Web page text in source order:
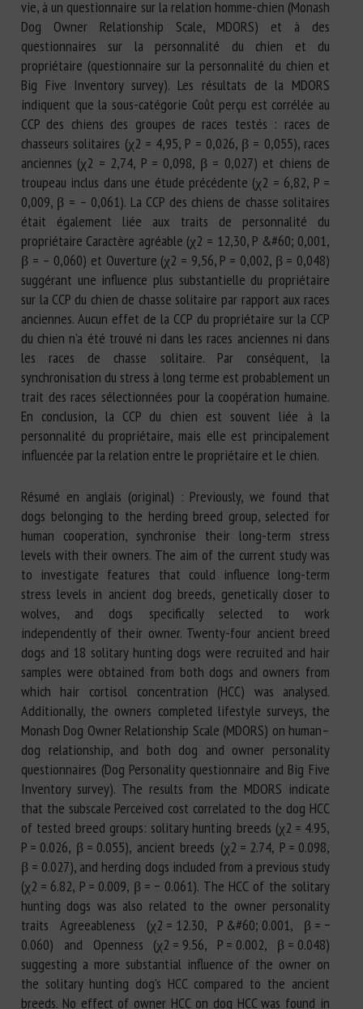
vie, à un questionnaire sur la relation homme-chien (Monash
Dog Owner Relationship Scale, MDORS) et à des
questionnaires sur la personnalité du chien et du
propriétaire (questionnaire sur la personnalité du chien et
Big Five Inventory survey). Les résultats de la MDORS
indiquent que la sous-catégorie Coût perçu est corrélée au
CCP des chiens des groupes de races testés : races de
chasseurs solitaires (χ2 = 4,95, P = 0,026, β = 0,055), races
anciennes (χ2 = 2,74, P = 0,098, β = 0,027) et chiens de
troupeau inclus dans une étude précédente (χ2 = 6,82, P =
0,009, β = – 0,061). La CCP des chiens de chasse solitaires
était également liée aux traits de personnalité du
propriétaire Caractère agréable (χ2 = 12,30, P &#60; 0,001,
β = – 0,060) et Ouverture (χ2 = 9,56, P = 0,002, β = 0,048)
suggérant une influence plus substantielle du propriétaire
sur la CCP du chien de chasse solitaire par rapport aux races
anciennes. Aucun effet de la CCP du propriétaire sur la CCP
du chien n’a été trouvé ni dans les races anciennes ni dans
les races de chasse solitaire. Par conséquent, la
synchronisation du stress à long terme est probablement un
trait des races sélectionnées pour la coopération humaine.
En conclusion, la CCP du chien est souvent liée à la
personnalité du propriétaire, mais elle est principalement
influencée par la relation entre le propriétaire et le chien.
Résumé en anglais (original) : Previously, we found that
dogs belonging to the herding breed group, selected for
human cooperation, synchronise their long-term stress
levels with their owners. The aim of the current study was
to investigate features that could influence long-term
stress levels in ancient dog breeds, genetically closer to
wolves, and dogs specifically selected to work
independently of their owner. Twenty-four ancient breed
dogs and 18 solitary hunting dogs were recruited and hair
samples were obtained from both dogs and owners from
which hair cortisol concentration (HCC) was analysed.
Additionally, the owners completed lifestyle surveys, the
Monash Dog Owner Relationship Scale (MDORS) on human–
dog relationship, and both dog and owner personality
questionnaires (Dog Personality questionnaire and Big Five
Inventory survey). The results from the MDORS indicate
that the subscale Perceived cost correlated to the dog HCC
of tested breed groups: solitary hunting breeds (χ2 = 4.95,
P = 0.026, β = 0.055), ancient breeds (χ2 = 2.74, P = 0.098,
β = 0.027), and herding dogs included from a previous study
(χ2 = 6.82, P = 0.009, β = − 0.061). The HCC of the solitary
hunting dogs was also related to the owner personality
traits Agreeableness (χ2 = 12.30, P &#60; 0.001, β = −
0.060) and Openness (χ2 = 9.56, P = 0.002, β = 0.048)
suggesting a more substantial influence of the owner on
the solitary hunting dog’s HCC compared to the ancient
breeds. No effect of owner HCC on dog HCC was found in